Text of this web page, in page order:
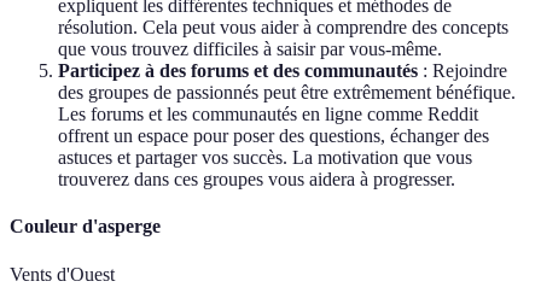
expliquent les différentes techniques et méthodes de
résolution. Cela peut vous aider à comprendre des concepts
que vous trouvez difficiles à saisir par vous-même.
Participez à des forums et des communautés : Rejoindre
des groupes de passionnés peut être extrêmement bénéfique.
Les forums et les communautés en ligne comme Reddit
offrent un espace pour poser des questions, échanger des
astuces et partager vos succès. La motivation que vous
trouverez dans ces groupes vous aidera à progresser.
Couleur d'asperge
Vents d'Ouest